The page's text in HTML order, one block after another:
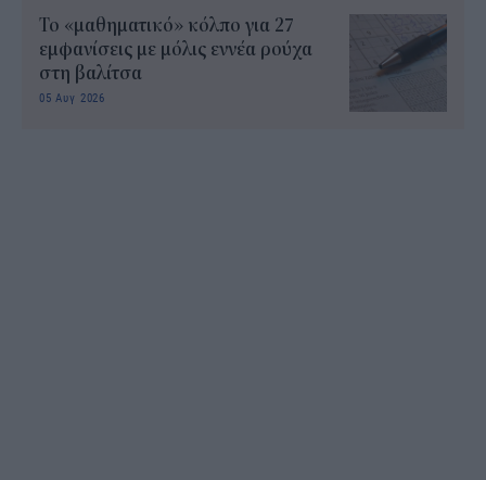
Το «μαθηματικό» κόλπο για 27
εμφανίσεις με μόλις εννέα ρούχα
στη βαλίτσα
05 Αυγ 2026